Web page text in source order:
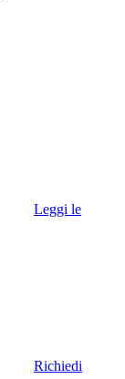
Leggi le
Richiedi